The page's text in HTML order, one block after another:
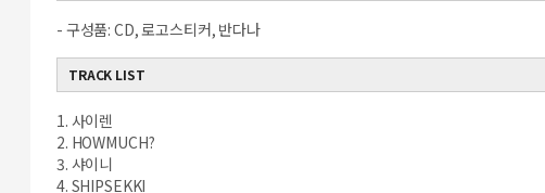
- 구성품: CD, 로고스티커, 반다나
TRACK LIST
1. 사이렌
2. HOWMUCH?
3. 샤이니
4. SHIPSEKKI